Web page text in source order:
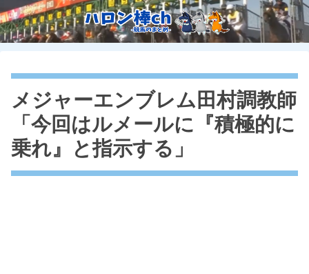
メジャーエンブレム田村調教師
「今回はルメールに『積極的に
乗れ』と指示する」